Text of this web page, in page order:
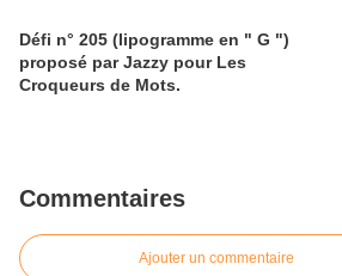
Défi n° 205 (lipogramme en " G ")
proposé par Jazzy pour Les
Croqueurs de Mots.
Commentaires
Ajouter un commentaire